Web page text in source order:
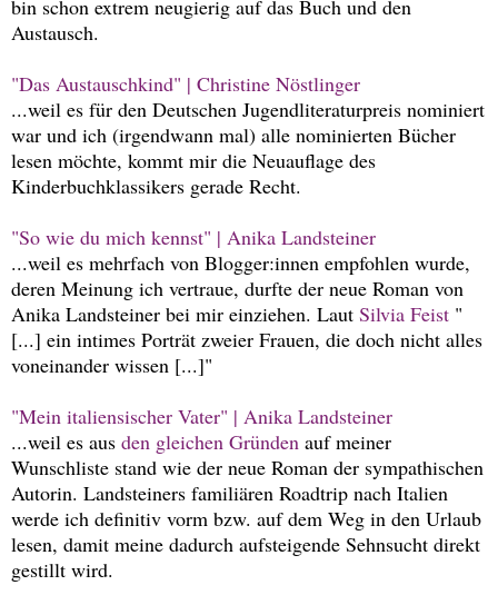
bin schon extrem neugierig auf das Buch und den
Austausch.
"Das Austauschkind" | Christine Nöstlinger
...weil es für den Deutschen Jugendliteraturpreis nominiert
war und ich (irgendwann mal) alle nominierten Bücher
lesen möchte, kommt mir die Neuauflage des
Kinderbuchklassikers gerade Recht.
"So wie du mich kennst" | Anika Landsteiner
...weil es mehrfach von Blogger:innen empfohlen wurde,
deren Meinung ich vertraue, durfte der neue Roman von
Anika Landsteiner bei mir einziehen. Laut Silvia Feist "
[...] ein intimes Porträt zweier Frauen, die doch nicht alles
voneinander wissen [...]"
"Mein italiensischer Vater" | Anika Landsteiner
...weil es aus den gleichen Gründen auf meiner
Wunschliste stand wie der neue Roman der sympathischen
Autorin. Landsteiners familiären Roadtrip nach Italien
werde ich definitiv vorm bzw. auf dem Weg in den Urlaub
lesen, damit meine dadurch aufsteigende Sehnsucht direkt
gestillt wird.